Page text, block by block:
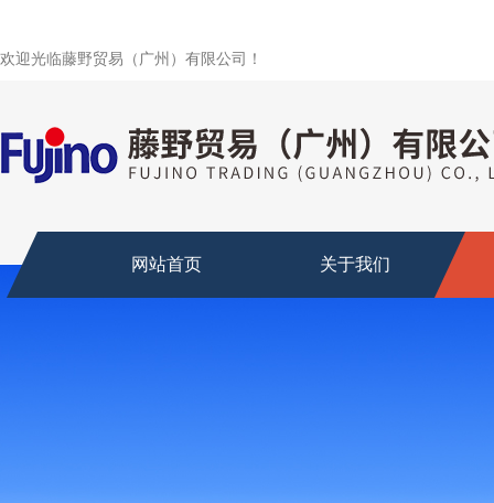
欢迎光临藤野贸易（广州）有限公司！
网站首页 关于我们